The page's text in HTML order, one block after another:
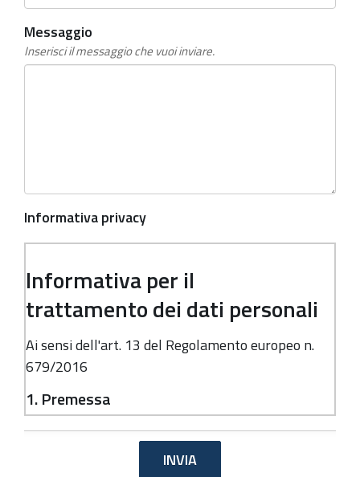
Messaggio
Inserisci il messaggio che vuoi inviare.
Informativa privacy
Informativa per il
trattamento dei dati personali
Ai sensi dell'art. 13 del Regolamento europeo n.
679/2016
1. Premessa
Ai sensi dell'art. 13 del Regolamento europeo n.
679/2016, la Giunta della Regione Emilia-